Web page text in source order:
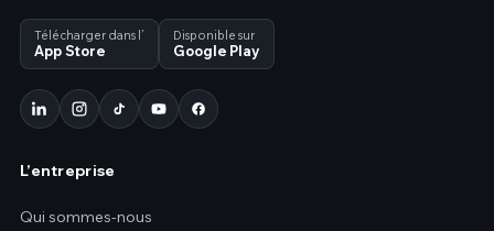
Télécharger dans l’
App Store
Disponible sur
Google Play
L’entreprise
Qui sommes-nous